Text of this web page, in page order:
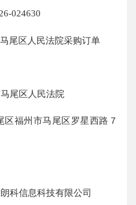
024630
尾区人民法院采购订单
尾区人民法院
福州市马尾区罗星西路７
信息科技有限公司